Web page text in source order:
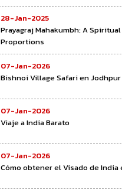
28-Jan-2025
Prayagraj Mahakumbh: A
Proportions
07-Jan-2026
Bishnoi Village Safari en Jodhpur
07-Jan-2026
Viaje a India Barato
07-Jan-2026
Cómo obtener el Visado de India